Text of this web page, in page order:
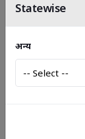
Statewise
अन्य